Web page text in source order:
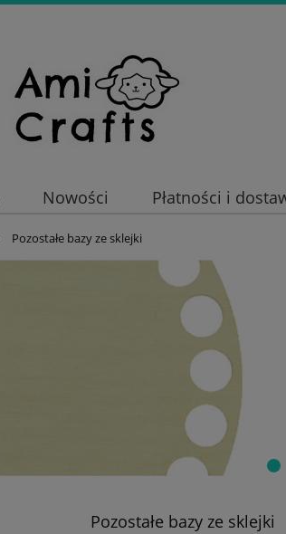
Nowości Płatności i
Pozostałe bazy ze sklejki
Pozostałe bazy ze sklejki